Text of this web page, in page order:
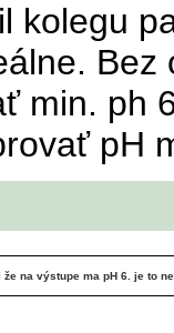
kolegu
min. ph
pH
na výstupe ma pH 6. je to